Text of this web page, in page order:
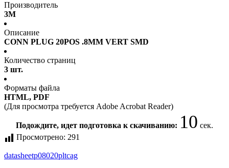
Производитель
3M
Описание
CONN PLUG 20POS .8MM VERT SMD
Количество страниц
3 шт.
Форматы файла
HTML, PDF
(Для просмотра требуется Adobe Acrobat Reader)
Подождите, идет подготовка к скачиванию: 10 сек.
Просмотрено: 291
datasheetp08020pltcag